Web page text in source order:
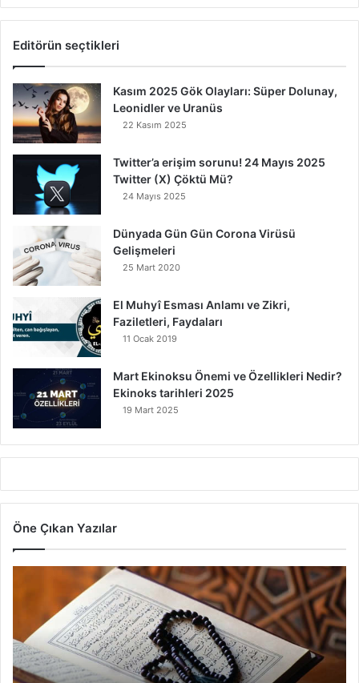
Editörün seçtikleri
Kasım 2025 Gök Olayları: Süper Dolunay,
Leonidler ve Uranüs
22 Kasım 2025
Twitter’a erişim sorunu! 24 Mayıs 2025
Twitter (X) Çöktü Mü?
24 Mayıs 2025
Dünyada Gün Gün Corona Virüsü
Gelişmeleri
25 Mart 2020
El Muhyî Esması Anlamı ve Zikri,
Faziletleri, Faydaları
11 Ocak 2019
Mart Ekinoksu Önemi ve Özellikleri Nedir?
Ekinoks tarihleri 2025
19 Mart 2025
Öne Çıkan Yazılar
t
V
a